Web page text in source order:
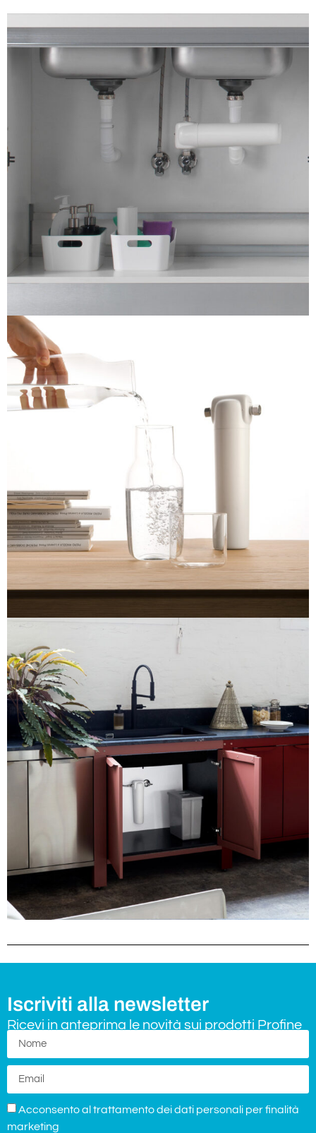
Iscriviti alla newsletter
Ricevi in anteprima le novità sui prodotti Profine
Acconsento al trattamento dei dati personali per finalità
marketing